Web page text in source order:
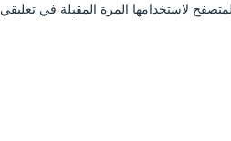
لاستخدامها المرة المقبلة في تعليقي.